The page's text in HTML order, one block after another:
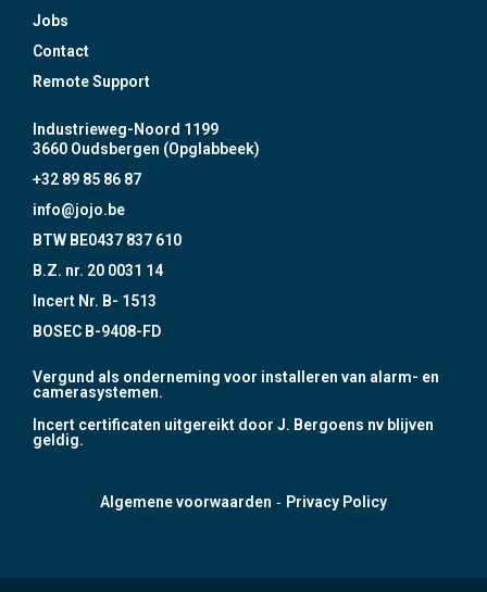
Jobs
Contact
Remote Support
Industrieweg-Noord 1199
3660 Oudsbergen (Opglabbeek)
+32 89 85 86 87
info@jojo.be
BTW BE0437 837 610
B.Z. nr. 20 0031 14
Incert Nr. B- 1513
BOSEC B-9408-FD
Vergund als onderneming voor installeren van alarm- en
camerasystemen.
Incert certificaten uitgereikt door J. Bergoens nv blijven
geldig.
Algemene voorwaarden - Privacy Policy